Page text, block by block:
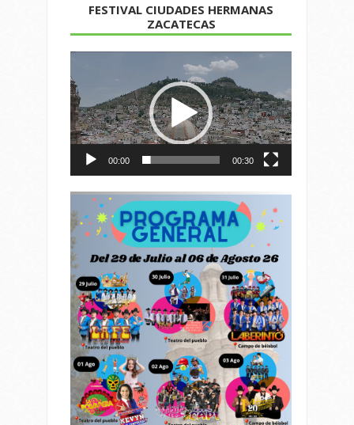
FESTIVAL CIUDADES HERMANAS
ZACATECAS
de
vídeo
00:00 00:30